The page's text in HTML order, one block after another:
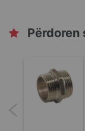
Përdoren